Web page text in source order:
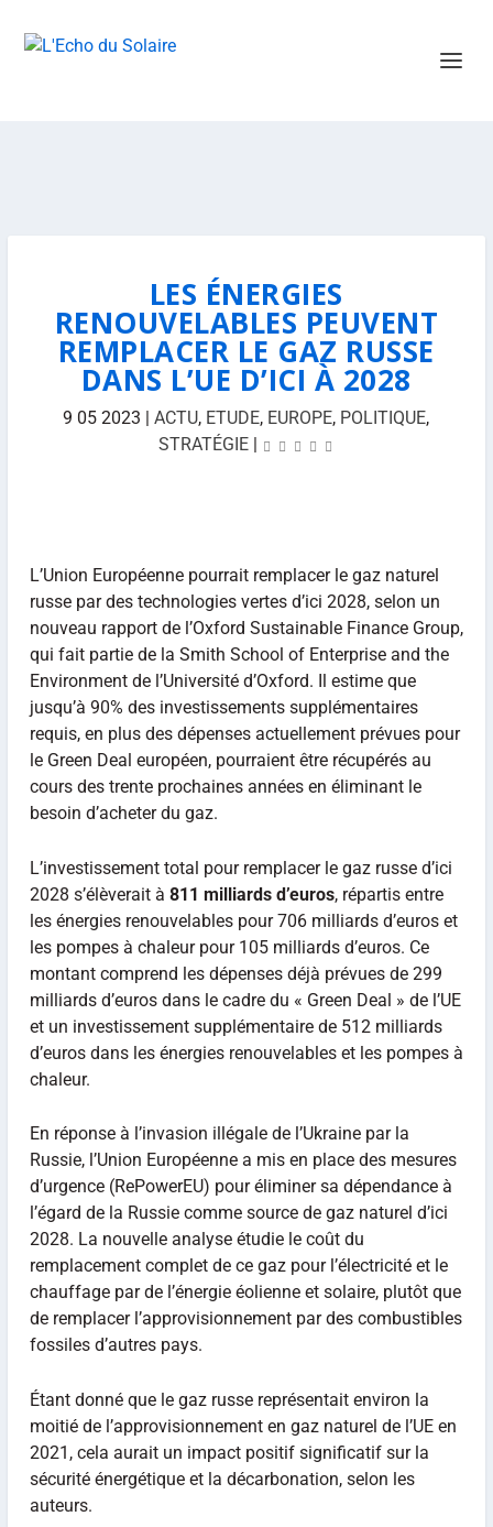
LES ÉNERGIES
RENOUVELABLES PEUVENT
REMPLACER LE GAZ RUSSE
DANS L’UE D’ICI À 2028
9 05 2023 |ACTU, ETUDE, EUROPE, POLITIQUE,
STRATÉGIE|
L’Union Européenne pourrait remplacer le gaz naturel
russe par des technologies vertes d’ici 2028, selon un
nouveau rapport de l’Oxford Sustainable Finance Group,
qui fait partie de la Smith School of Enterprise and the
Environment de l’Université d’Oxford. Il estime que
jusqu’à 90% des investissements supplémentaires
requis, en plus des dépenses actuellement prévues pour
le Green Deal européen, pourraient être récupérés au
cours des trente prochaines années en éliminant le
besoin d’acheter du gaz.
L’investissement total pour remplacer le gaz russe d’ici
2028 s’élèverait à 811 milliards d’euros, répartis entre
les énergies renouvelables pour 706 milliards d’euros et
les pompes à chaleur pour 105 milliards d’euros. Ce
montant comprend les dépenses déjà prévues de 299
milliards d’euros dans le cadre du « Green Deal » de l’UE
et un investissement supplémentaire de 512 milliards
d’euros dans les énergies renouvelables et les pompes à
chaleur.
En réponse à l’invasion illégale de l’Ukraine par la
Russie, l’Union Européenne a mis en place des mesures
d’urgence (RePowerEU) pour éliminer sa dépendance à
l’égard de la Russie comme source de gaz naturel d’ici
2028. La nouvelle analyse étudie le coût du
remplacement complet de ce gaz pour l’électricité et le
chauffage par de l’énergie éolienne et solaire, plutôt que
de remplacer l’approvisionnement par des combustibles
fossiles d’autres pays.
Étant donné que le gaz russe représentait environ la
moitié de l’approvisionnement en gaz naturel de l’UE en
2021, cela aurait un impact positif significatif sur la
sécurité énergétique et la décarbonation, selon les
auteurs.